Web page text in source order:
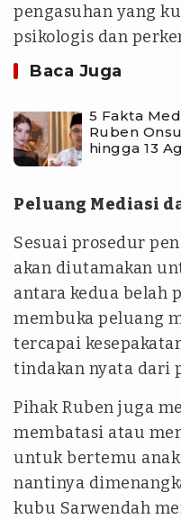
pengasuhan yang
psikologis dan
Baca Juga
5 Fakta
Ruben
hingga 13
Peluang Mediasi
Sesuai prosedur
akan diutamakan
antara kedua belah
membuka peluang
tercapai
tindakan nyata dari
Pihak Ruben juga
membatasi atau
untuk bertemu
nantinya
kubu Sarwendah